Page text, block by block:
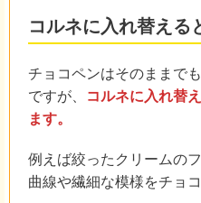
コルネに入れ替える
チョコペンはそのままで
ですが、
コルネに入れ替
ます。
例えば絞ったクリームの
曲線や繊細な模様をチョ